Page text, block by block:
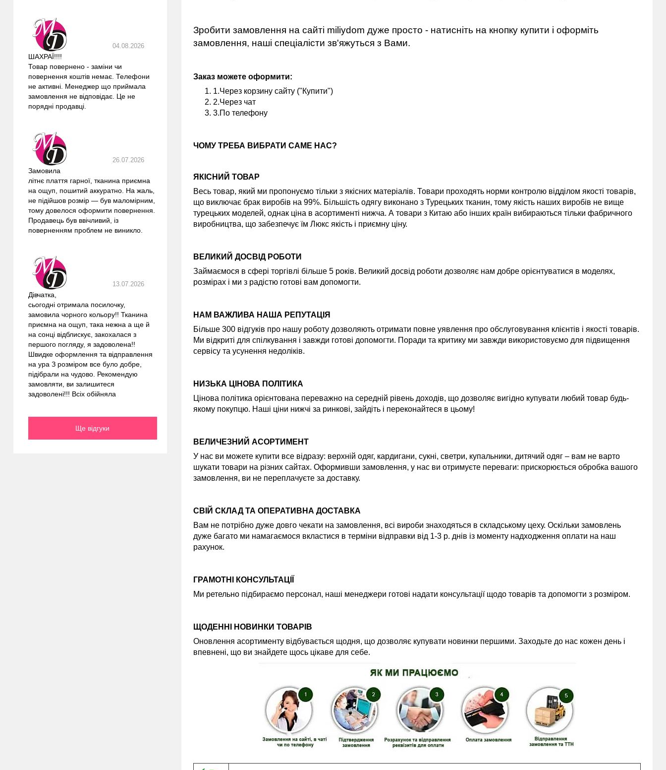
04.08.2026
ШАХРАЇ!!!!
Товар повернено - заміни чи
повернення коштів немає. Телефони
не активні. Менеджер що приймала
замовлення не відповідає. Це не
порядні продавці.
26.07.2026
Замовила
літнє плаття гарної, тканина приємна
на ощуп, пошитий аккуратно. На жаль,
не підійшов розмір — був маломірним,
тому довелося оформити повернення.
Продавець був ввічливий, із
поверненням проблем не виникло.
13.07.2026
Дівчатка,
сьогодні отримала посилочку,
замовила чорного кольору!! Тканина
приємна на ощуп, така нежна а ще й
на сонці відблискує, закохалася з
першого погляду, я задоволена!!
Швидке оформлення та відправлення
на ура З розміром все було добре,
підібрали на чудово. Рекомендую
замовляти, ви залишитеся
задоволені!!! Всіх обійняла
Ще відгуки
Зробити замовлення на сайті miliydom дуже просто - натисніть на кнопку купити і оформіть
замовлення, наші спеціалісти зв'яжуться з Вами.
Заказ можете оформити:
1.Через корзину сайту ("Купити")
2.Через чат
3.По телефону
ЧОМУ ТРЕБА ВИБРАТИ САМЕ НАС?
ЯКІСНИЙ ТОВАР
Весь товар, який ми пропонуємо тільки з якісних матеріалів. Товари проходять норми контролю відділом якості товарів,
що виключає брак виробів на 99%. Більшість одягу виконано з Турецьких тканин, тому якість наших виробів не вище
турецьких моделей, однак ціна в асортименті нижча. А товари з Китаю або інших країн вибираються тільки фабричного
виробництва, що забезпечує їм Люкс якість і приємну ціну.
ВЕЛИКИЙ ДОСВІД РОБОТИ
Займаємося в сфері торгівлі більше 5 років. Великий досвід роботи дозволяє нам добре орієнтуватися в моделях,
розмірах і ми з радістю готові вам допомогти.
НАМ ВАЖЛИВА НАША РЕПУТАЦІЯ
Більше 300 відгуків про нашу роботу дозволяють отримати повне уявлення про обслуговування клієнтів і якості товарів.
Ми відкриті для спілкування і завжди готові допомогти. Поради та критику ми завжди використовуємо для підвищення
сервісу та усунення недоліків.
НИЗЬКА ЦІНОВА ПОЛІТИКА
Цінова політика орієнтована переважно на середній рівень доходів, що дозволяє вигідно купувати любий товар будь-
якому покупцю. Наші ціни нижчі за ринкові, зайдіть і переконайтеся в цьому!
ВЕЛИЧЕЗНИЙ АСОРТИМЕНТ
У нас ви можете купити все відразу: верхній одяг, кардигани, сукні, светри, купальники, дитячий одяг – вам не варто
шукати товари на різних сайтах. Оформивши замовлення, у нас ви отримуєте переваги: прискорюється обробка вашого
замовлення, ви не переплачуєте за доставку.
СВІЙ СКЛАД ТА ОПЕРАТИВНА ДОСТАВКА
Вам не потрібно дуже довго чекати на замовлення, всі вироби знаходяться в складському цеху. Оскільки замовлень
дуже багато ми намагаємося вкластися в терміни відправки від 1-3 р. днів із моменту надходження оплати на наш
рахунок.
ГРАМОТНІ КОНСУЛЬТАЦІЇ
Ми ретельно підбираємо персонал, наші менеджери готові надати консультації щодо товарів та допомогти з розміром.
ЩОДЕННІ НОВИНКИ ТОВАРІВ
Оновлення асортименту відбувається щодня, що дозволяє купувати новинки першими. Заходьте до нас кожен день і
впевнені, що ви знайдете щось цікаве для себе.